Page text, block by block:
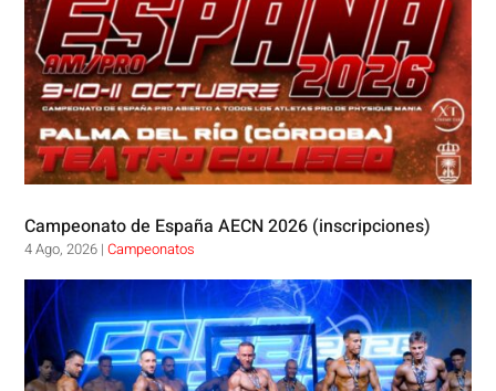
Campeonato de España AECN 2026 (inscripciones)
4 Ago, 2026 |Campeonatos